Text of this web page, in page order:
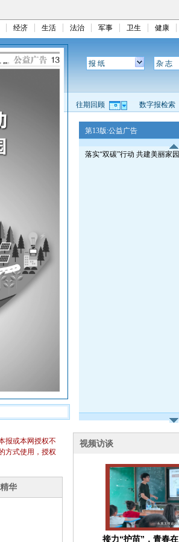
经济 生活 法治 军事 卫生 健康
报 纸 杂 志
往期回顾 数字报检索
第13版:公益广告
落实“双碳”行动 共建美丽家园